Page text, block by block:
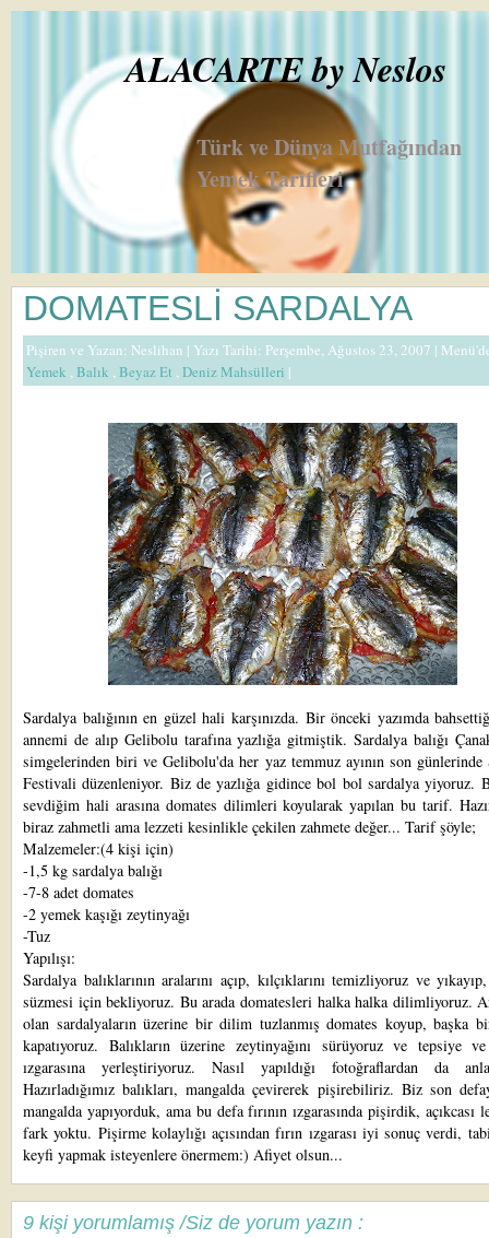
ALACARTE by Neslos
Türk ve Dünya Mutfağından
Yemek Tarifleri
DOMATESLİ SARDALYA
Pişiren ve Yazan: Neslihan | Yazı Tarihi: Perşembe, Ağustos 23, 2007 |
Yemek ,Balık ,Beyaz Et ,Deniz Mahsülleri |
Sardalya balığının en güzel hali karşınızda. Bir önceki yazımda
annemi de alıp Gelibolu tarafına yazlığa gitmiştik. Sardalya balığı
simgelerinden biri ve Gelibolu'da her yaz temmuz ayının son günlerinde
Festivali düzenleniyor. Biz de yazlığa gidince bol bol sardalya yiyoruz.
sevdiğim hali arasına domates dilimleri koyularak yapılan bu tarif.
biraz zahmetli ama lezzeti kesinlikle çekilen zahmete değer... Tarif şöyle;
Malzemeler:(4 kişi için)
-1,5 kg sardalya balığı
-7-8 adet domates
-2 yemek kaşığı zeytinyağı
-Tuz
Yapılışı:
Sardalya balıklarının aralarını açıp, kılçıklarını temizliyoruz ve
süzmesi için bekliyoruz. Bu arada domatesleri halka halka dilimliyoruz.
olan sardalyaların üzerine bir dilim tuzlanmış domates koyup, başka
kapatıyoruz. Balıkların üzerine zeytinyağını sürüyoruz ve tepsiye
ızgarasına yerleştiriyoruz. Nasıl yapıldığı fotoğraflardan da
Hazırladığımız balıkları, mangalda çevirerek pişirebiliriz. Biz son
mangalda yapıyorduk, ama bu defa fırının ızgarasında pişirdik, açıkcası
fark yoktu. Pişirme kolaylığı açısından fırın ızgarası iyi sonuç verdi,
keyfi yapmak isteyenlere önermem:) Afiyet olsun...
9 kişi yorumlamış /Siz de yorum yazın :